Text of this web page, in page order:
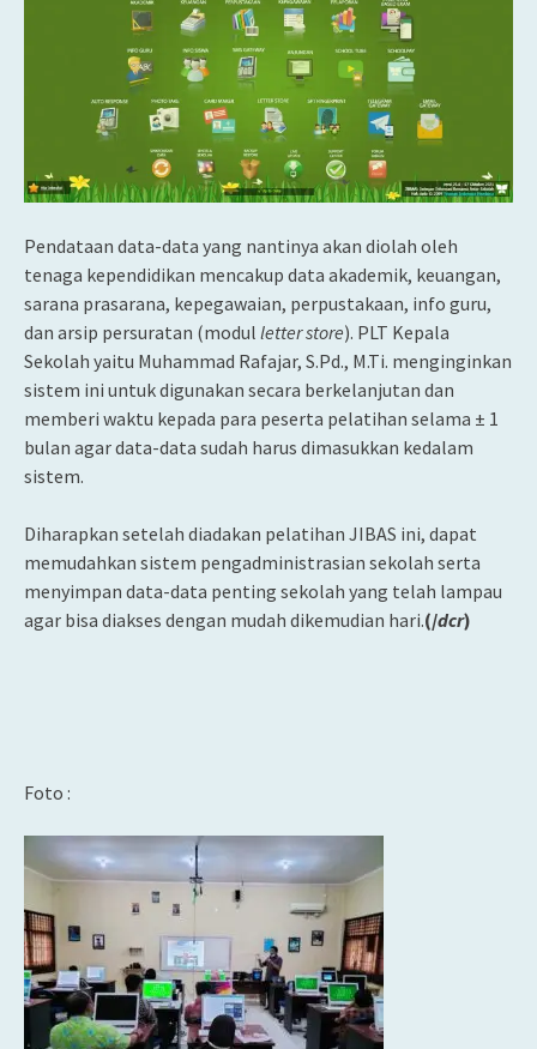
Pendataan data-data yang nantinya akan diolah oleh
tenaga kependidikan mencakup data akademik, keuangan,
sarana prasarana, kepegawaian, perpustakaan, info guru,
dan arsip persuratan (modul letter store). PLT Kepala
Sekolah yaitu Muhammad Rafajar, S.Pd., M.Ti. menginginkan
sistem ini untuk digunakan secara berkelanjutan dan
memberi waktu kepada para peserta pelatihan selama ± 1
bulan agar data-data sudah harus dimasukkan kedalam
sistem.
Diharapkan setelah diadakan pelatihan JIBAS ini, dapat
memudahkan sistem pengadministrasian sekolah serta
menyimpan data-data penting sekolah yang telah lampau
agar bisa diakses dengan mudah dikemudian hari.(/dcr)
Foto :